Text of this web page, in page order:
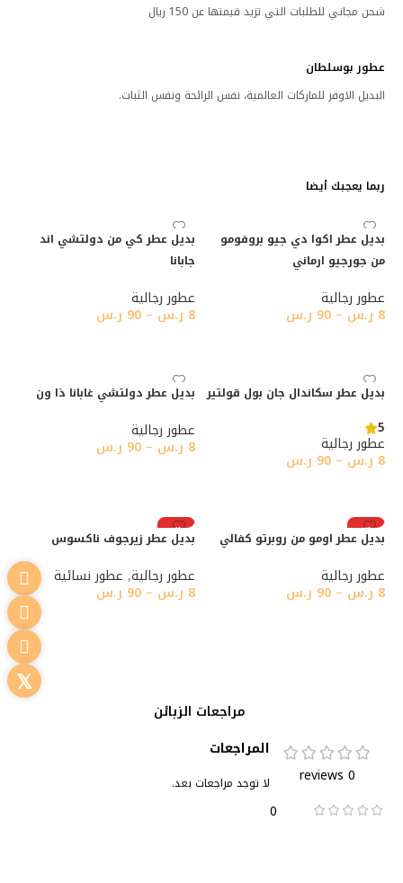
شحن مجاني للطلبات التي تزيد قيمتها عن 150 ريال
عطور بوسلطان
البديل الاوفر للماركات العالمية، نفس الرائحة ونفس الثبات.
ربما يعجبك أيضا
بديل عطر اكوا دي جيو بروفومو
من جورجيو ارماني
عطور رجالية
8 ر.س –
90 ر.س
بديل عطر كي من دولتشي اند
جابانا
عطور رجالية
8 ر.س –
90 ر.س
بديل عطر سكاندال جان بول قولتير
5
عطور رجالية
8 ر.س –
90 ر.س
بديل عطر دولتشي غابانا ذا ون
عطور رجالية
8 ر.س –
90 ر.س
رائج
بديل عطر اومو من روبرتو كفالي
عطور رجالية
8 ر.س –
90 ر.س
رائج
بديل عطر زيرجوف ناكسوس
عطور رجالية, عطور نسائية
8 ر.س –
90 ر.س
مراجعات الزبائن
0 reviews
0
المراجعات
لا توجد مراجعات بعد.